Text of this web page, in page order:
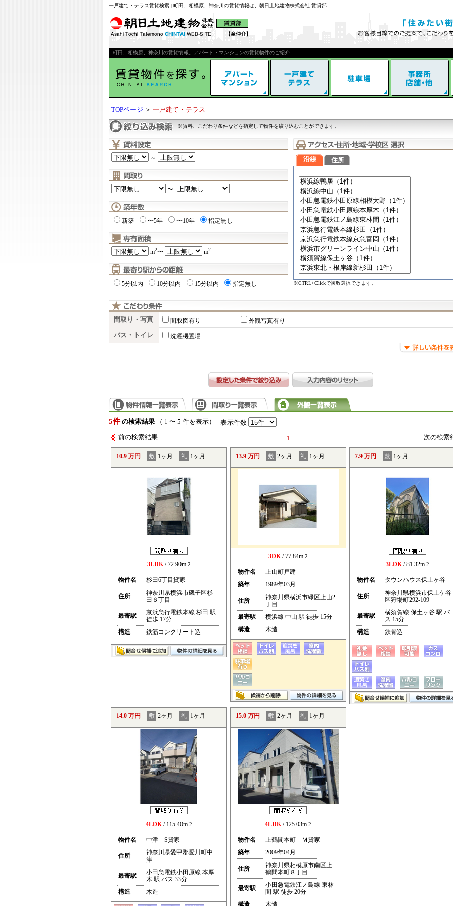
一戸建て・テラス賃貸検索 | 町田、相模原、神奈川の賃貸情報は、朝日土地建物株式会社 賃貸部
町田、相模原、神奈川の賃貸情報。アパート・マンションの賃貸物件のご紹介
TOPページ ＞ 一戸建て・テラス
※賃料、こだわり条件などを指定して物件を絞り込むことができます。
～
〜
新築 〜5年 〜10年 指定無し
m2〜 m2
5分以内 10分以内 15分以内 指定無し
沿線 住所
※CTRL+Clickで複数選択できます。
間取り・写真 間取図有り 外観写真有り
バス・トイレ 洗濯機置場
5件 の検索結果（ 1 〜 5 件を表示） 表示件数
前の検索結果 1 次の検
10.9 万円 敷 1ヶ月 礼 1ヶ月
3LDK/ 72.90m 2
物件名 杉田6丁目貸家
住所
神奈川県横浜市磯子区杉
田６丁目
最寄駅
京浜急行電鉄本線 杉田 駅
徒歩 17分
構造
鉄筋コンクリート造
13.9 万円 敷 2ヶ月 礼 1ヶ月
3DK/ 77.84m 2
物件名
上山町戸建
築年
1989年03月
住所
神奈川県横浜市緑区上山2
丁目
最寄駅
横浜線 中山 駅 徒歩 15分
構造
木造
7.9 万円 敷 1ヶ月
3LDK/ 81.32m 2
物件名 タウンハウス保土ヶ谷
住所
神奈川県横浜市保土ケ谷
区狩場町292-109
最寄駅
横須賀線 保土ヶ谷 駅 バ
ス 15分
構造
鉄骨造
14.0 万円 敷 2ヶ月 礼 1ヶ月
4LDK/ 115.40m 2
物件名 中津 S貸家
住所
神奈川県愛甲郡愛川町中
津
最寄駅
小田急電鉄小田原線 本厚
木 駅 バス 33分
構造
木造
15.0 万円 敷 2ヶ月 礼 1ヶ月
4LDK/ 125.03m 2
物件名
上鶴間本町 Ｍ貸家
築年
2009年04月
住所
神奈川県相模原市南区上
鶴間本町８丁目
最寄駅
小田急電鉄江ノ島線 東林
間 駅 徒歩 20分